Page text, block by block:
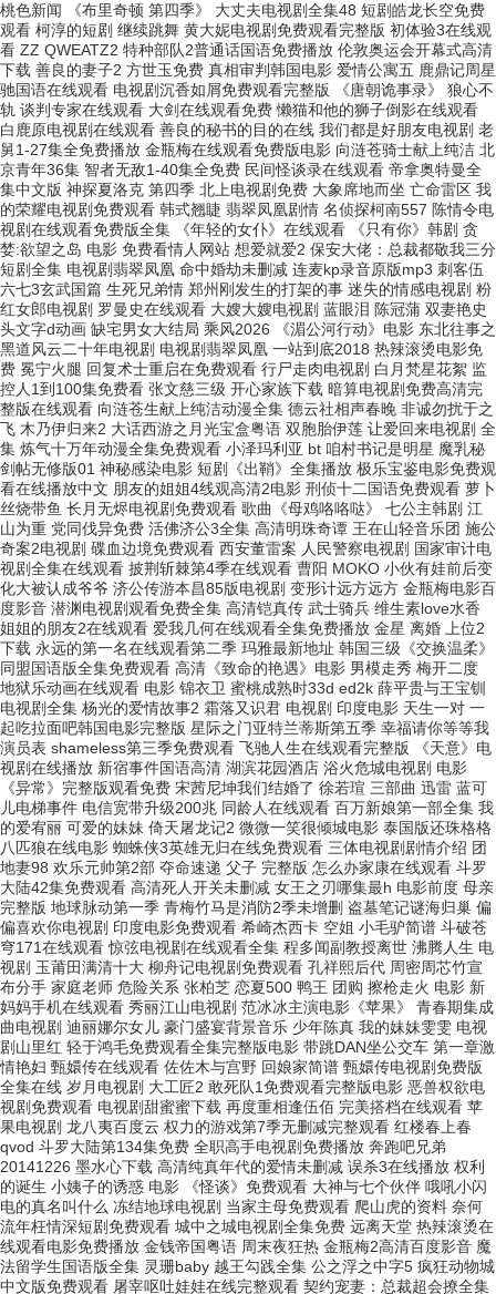
桃色新闻 《布里奇顿 第四季》 大丈夫电视剧全集48 短剧皓龙长空免费
观看 柯淳的短剧 继续跳舞 黄大妮电视剧免费观看完整版 初体验3在线观
看 ZZ QWEATZ2 特种部队2普通话国语免费播放 伦敦奥运会开幕式高清
下载 善良的妻子2 方世玉免费 真相审判韩国电影 爱情公寓五 鹿鼎记周星
驰国语在线观看 电视剧沉香如屑免费观看完整版 《唐朝诡事录》 狼心不
轨 谈判专家在线观看 大剑在线观看免费 懒猫和他的狮子倒影在线观看
白鹿原电视剧在线观看 善良的秘书的目的在线 我们都是好朋友电视剧 老
舅1-27集全免费播放 金瓶梅在线观看免费版电影 向涟苍骑士献上纯洁 北
京青年36集 智者无敌1-40集全免费 民间怪谈录在线观看 帝拿奥特曼全
集中文版 神探夏洛克 第四季 北上电视剧免费 大象席地而坐 亡命雷区 我
的荣耀电视剧免费观看 韩式翘睫 翡翠凤凰剧情 名侦探柯南557 陈情令电
视剧在线观看免费版全集 《年轻的女仆》在线观看 《只有你》韩剧 贪
婪:欲望之岛 电影 免费看情人网站 想爱就爱2 保安大佬：总裁都敬我三分
短剧全集 电视剧翡翠凤凰 命中婚劫未删减 连麦kp录音原版mp3 刺客伍
六七3玄武国篇 生死兄弟情 郑州刚发生的打架的事 迷失的情感电视剧 粉
红女郎电视剧 罗曼史在线观看 大嫂大嫂电视剧 蓝眼泪 陈冠蒲 双妻艳史
头文字d动画 缺宅男女大结局 乘风2026 《湄公河行动》电影 东北往事之
黑道风云二十年电视剧 电视剧翡翠凤凰 一站到底2018 热辣滚烫电影免
费 冕宁火腿 回复术士重启在免费观看 行尸走肉电视剧 白月梵星花絮 监
控人1到100集免费看 张文慈三级 开心家族下载 暗算电视剧免费高清完
整版在线观看 向涟苍生献上纯洁动漫全集 德云社相声春晚 非诚勿扰于之
飞 木乃伊归来2 大话西游之月光宝盒粤语 双胞胎伊莲 让爱回来电视剧 全
集 炼气十万年动漫全集免费观看 小泽玛利亚 bt 咱村书记是明星 魔乳秘
剑帖无修版01 神秘感染电影 短剧《出鞘》全集播放 极乐宝鉴电影免费观
看在线播放中文 朋友的姐姐4线观高清2电影 刑侦十二国语免费观看 萝卜
丝烧带鱼 长月无烬电视剧免费观看 歌曲《母鸡咯咯哒》 七公主韩剧 江
山为重 党同伐异免费 活佛济公3全集 高清明珠奇谭 王在山轻音乐团 施公
奇案2电视剧 碟血边境免费观看 西安董雷案 人民警察电视剧 国家审计电
视剧全集在线观看 披荆斩棘第4季在线观看 曹阳 MOKO 小伙有娃前后变
化大被认成爷爷 济公传游本昌85版电视剧 变形计远方远方 金瓶梅电影百
度影音 潜渊电视剧观看免费全集 高清铠真传 武士骑兵 维生素love水香
姐姐的朋友2在线观看 爱我几何在线观看全集免费播放 金星 离婚 上位2
下载 永远的第一名在线观看第二季 玛雅最新地址 韩国三级《交换温柔》
同盟国语版全集免费观看 高清《致命的艳遇》电影 男模走秀 梅开二度
地狱乐动画在线观看 电影 锦衣卫 蜜桃成熟时33d ed2k 薛平贵与王宝钏
电视剧全集 杨光的爱情故事2 霜落又识君 电视剧 印度电影 天生一对 一
起吃拉面吧韩国电影完整版 星际之门亚特兰蒂斯第五季 幸福请你等等我
演员表 shameless第三季免费观看 飞驰人生在线观看完整版 《天意》电
视剧在线播放 新宿事件国语高清 湖滨花园酒店 浴火危城电视剧 电影
《异常》完整版观看免费 宋茜尼坤我们结婚了 徐若瑄 三部曲 迅雷 蓝可
儿电梯事件 电信宽带升级200兆 同龄人在线观看 百万新娘第一部全集 我
的爱宥丽 可爱的妹妹 倚天屠龙记2 微微一笑很倾城电影 泰国版还珠格格
八匹狼在线电影 蜘蛛侠3英雄无归在线免费观看 三体电视剧剧情介绍 团
地妻98 欢乐元帅第2部 夺命速递 父子 完整版 怎么办家康在线观看 斗罗
大陆42集免费观看 高清死人开关未删减 女王之刃哪集最h 电影前度 母亲
完整版 地球脉动第一季 青梅竹马是消防2季未增删 盗墓笔记谜海归巢 偏
偏喜欢你电视剧 印度电影免费观看 希崎杰西卡 空姐 小毛驴简谱 斗破苍
穹171在线观看 惊弦电视剧在线观看全集 程多闻副教授离世 沸腾人生 电
视剧 玉莆田满清十大 柳舟记电视剧免费观看 孔祥熙后代 周密周芯竹宣
布分手 家庭老师 危险关系 张柏芝 恋夏500 鸭王 团购 擦枪走火 电影 新
妈妈手机在线观看 秀丽江山电视剧 范冰冰主演电影《苹果》 青春期集成
曲电视剧 迪丽娜尔女儿 豪门盛宴背景音乐 少年陈真 我的妹妹雯雯 电视
剧山里红 轻于鸿毛免费观看全集完整版电影 带跳DAN坐公交车 第一章激
情艳妇 甄嬛传在线观看 佐佐木与宫野 回娘家简谱 甄嬛传电视剧免费版
全集在线 岁月电视剧 大工匠2 敢死队1免费观看完整版电影 恶兽权欲电
视剧免费观看 电视剧甜蜜蜜下载 再度重相逢伍佰 完美搭档在线观看 苹
果电视剧 龙八夷百度云 权力的游戏第7季无删减完整观看 红楼春上春
qvod 斗罗大陆第134集免费 全职高手电视剧免费播放 奔跑吧兄弟
20141226 墨水心下载 高清纯真年代的爱情未删减 误杀3在线播放 权利
的诞生 小姨子的诱惑 电影 《怪谈》免费观看 大神与七个伙伴 哦吼小闪
电的真名叫什么 冻结地球电视剧 当家主母免费观看 爬山虎的资料 奈何
流年枉情深短剧免费观看 城中之城电视剧全集免费 远离天堂 热辣滚烫在
线观看电影免费播放 金钱帝国粤语 周末夜狂热 金瓶梅2高清百度影音 魔
法留学生国语版全集 灵珊baby 越王勾践全集 公之浮之中字5 疯狂动物城
中文版免费观看 屠宰呕吐娃娃在线完整观看 契约宠妻：总裁超会撩全集